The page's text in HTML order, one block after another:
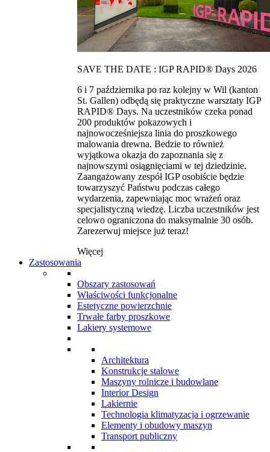
SAVE THE DATE : IGP RAPID® Days 2026
6 i 7 października po raz kolejny w Wil (kanton
St. Gallen) odbędą się praktyczne warsztaty IGP
RAPID® Days. Na uczestników czeka ponad
200 produktów pokazowych i
najnowocześniejsza linia do proszkowego
malowania drewna. Bedzie to również
wyjątkowa okazja do zapoznania się z
najnowszymi osiągnięciami w tej dziedzinie.
Zaangażowany zespół IGP osobiście będzie
towarzyszyć Państwu podczas całego
wydarzenia, zapewniając moc wrażeń oraz
specjalistyczną wiedzę. Liczba uczestników jest
celowo ograniczona do maksymalnie 30 osób.
Zarezerwuj miejsce już teraz!
Więcej
Zastosowania
Obszary zastosowań
Właściwości funkcjonalne
Estetyczne powierzchnie
Trwałe farby proszkowe
Lakiery systemowe
Architektura
Konstrukcje stalowe
Maszyny rolnicze i budowlane
Interior Design
Lakiernie
Technologia klimatyzacja i ogrzewanie
Elementy i obudowy maszyn
Transport publiczny